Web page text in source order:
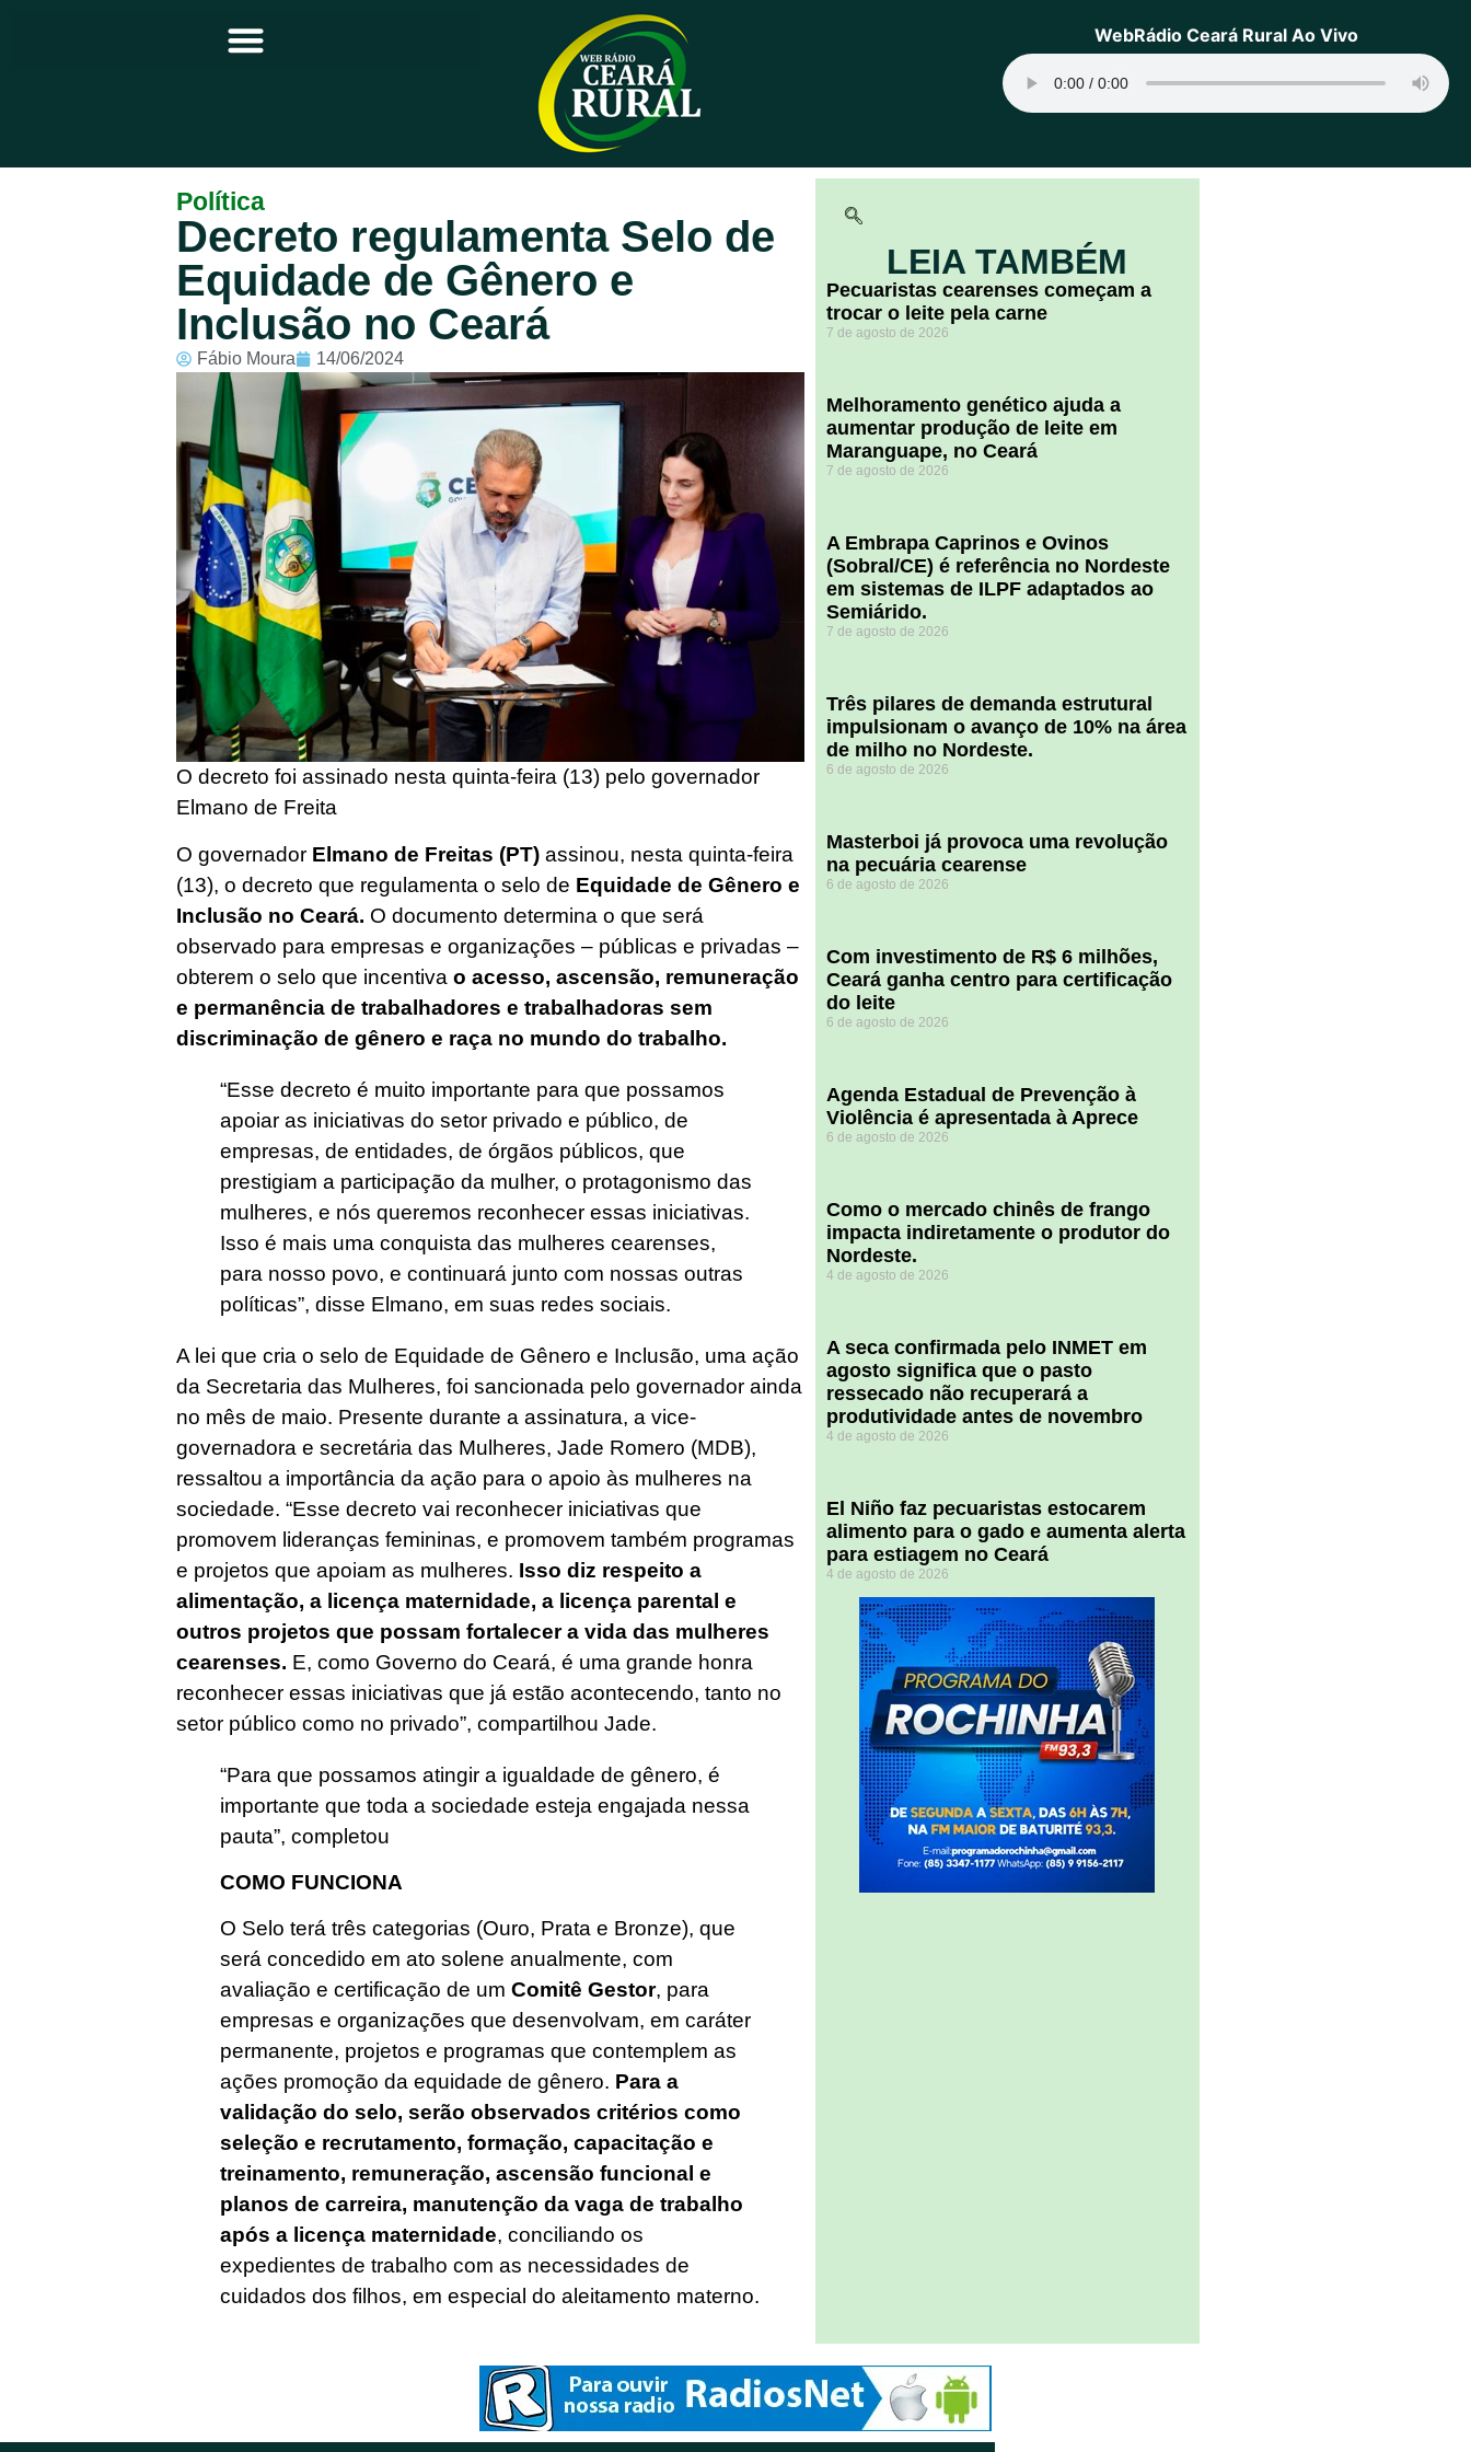
Principal
Notícias
Programação
Equipe
Contato
Sobre
WebRádio Ceará Rural Ao Vivo
Política
Decreto regulamenta Selo de
Equidade de Gênero e
Inclusão no Ceará
Fábio Moura 14/06/2024
O decreto foi assinado nesta quinta-feira (13) pelo governador
Elmano de Freita
O governador Elmano de Freitas (PT) assinou, nesta quinta-feira
(13), o decreto que regulamenta o selo de Equidade de Gênero e
Inclusão no Ceará. O documento determina o que será
observado para empresas e organizações – públicas e privadas –
obterem o selo que incentivao acesso, ascensão, remuneração
e permanência de trabalhadores e trabalhadoras sem
discriminação de gênero e raça no mundo do trabalho.
“Esse decreto é muito importante para que possamos
apoiar as iniciativas do setor privado e público, de
empresas, de entidades, de órgãos públicos, que
prestigiam a participação da mulher, o protagonismo das
mulheres, e nós queremos reconhecer essas iniciativas.
Isso é mais uma conquista das mulheres cearenses,
para nosso povo, e continuará junto com nossas outras
políticas”, disse Elmano, em suas redes sociais.
A lei que cria o selo de Equidade de Gênero e Inclusão, uma ação
da Secretaria das Mulheres, foi sancionada pelo governador ainda
no mês de maio. Presente durante a assinatura, a vice-
governadora e secretária das Mulheres, Jade Romero (MDB),
ressaltou a importância da ação para o apoio às mulheres na
sociedade. “Esse decreto vai reconhecer iniciativas que
promovem lideranças femininas, e promovem também programas
e projetos que apoiam as mulheres. Isso diz respeito a
alimentação, a licença maternidade, a licença parental e
outros projetos que possam fortalecer a vida das mulheres
cearenses. E, como Governo do Ceará, é uma grande honra
reconhecer essas iniciativas que já estão acontecendo, tanto no
setor público como no privado”, compartilhou Jade.
“Para que possamos atingir a igualdade de gênero, é
importante que toda a sociedade esteja engajada nessa
pauta”, completou
COMO FUNCIONA
O Selo terá três categorias (Ouro, Prata e Bronze), que
será concedido em ato solene anualmente, com
avaliação e certificação de umComitê Gestor, para
empresas e organizações que desenvolvam, em caráter
permanente, projetos e programas que contemplem as
ações promoção da equidade de gênero. Para a
validação do selo, serão observados critérios como
seleção e recrutamento, formação, capacitação e
treinamento, remuneração, ascensão funcional e
planos de carreira, manutenção da vaga de trabalho
após a licença maternidade, conciliando os
expedientes de trabalho com as necessidades de
cuidados dos filhos, em especial do aleitamento materno.
LEIA TAMBÉM
Pecuaristas cearenses começam a
trocar o leite pela carne
7 de agosto de 2026
Melhoramento genético ajuda a
aumentar produção de leite em
Maranguape, no Ceará
7 de agosto de 2026
A Embrapa Caprinos e Ovinos
(Sobral/CE) é referência no Nordeste
em sistemas de ILPF adaptados ao
Semiárido.
7 de agosto de 2026
​Três pilares de demanda estrutural
impulsionam o avanço de 10% na área
de milho no Nordeste.
6 de agosto de 2026
Masterboi já provoca uma revolução
na pecuária cearense
6 de agosto de 2026
Com investimento de R$ 6 milhões,
Ceará ganha centro para certificação
do leite
6 de agosto de 2026
Agenda Estadual de Prevenção à
Violência é apresentada à Aprece
6 de agosto de 2026
​Como o mercado chinês de frango
impacta indiretamente o produtor do
Nordeste.
4 de agosto de 2026
A seca confirmada pelo INMET em
agosto significa que o pasto
ressecado não recuperará a
produtividade antes de novembro
4 de agosto de 2026
El Niño faz pecuaristas estocarem
alimento para o gado e aumenta alerta
para estiagem no Ceará
4 de agosto de 2026